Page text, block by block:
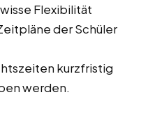
Flexibilität
der Schüler
kurzfristig
werden.